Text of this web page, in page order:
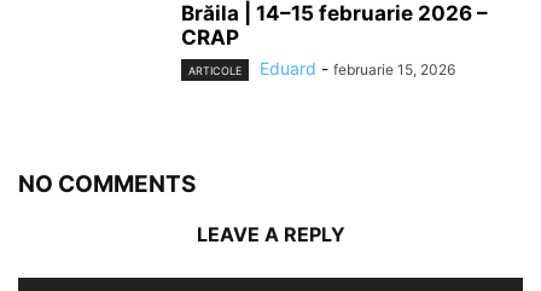
Brăila | 14–15 februarie 2026 –
CRAP
ARTICOLE Eduard - februarie 15, 2026
NO COMMENTS
LEAVE A REPLY